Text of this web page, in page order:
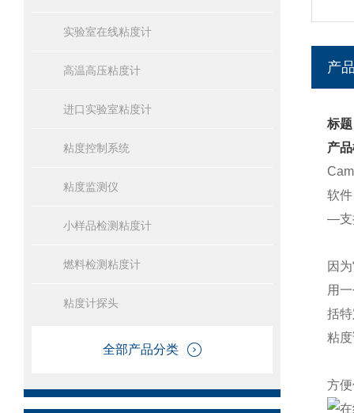
实验室在线粘度计
高温高压粘度计
进口实验室粘度计
粘度控制系统
粘度监测仪
小样品检测粘度计
燃料检测粘度计
粘度计探头
全部产品分类
产
标
产
软
—支
因
用
括
粘
方